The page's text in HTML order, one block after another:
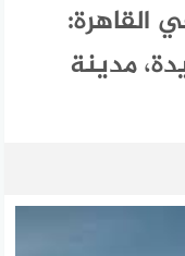
القاهرة:
مدينة